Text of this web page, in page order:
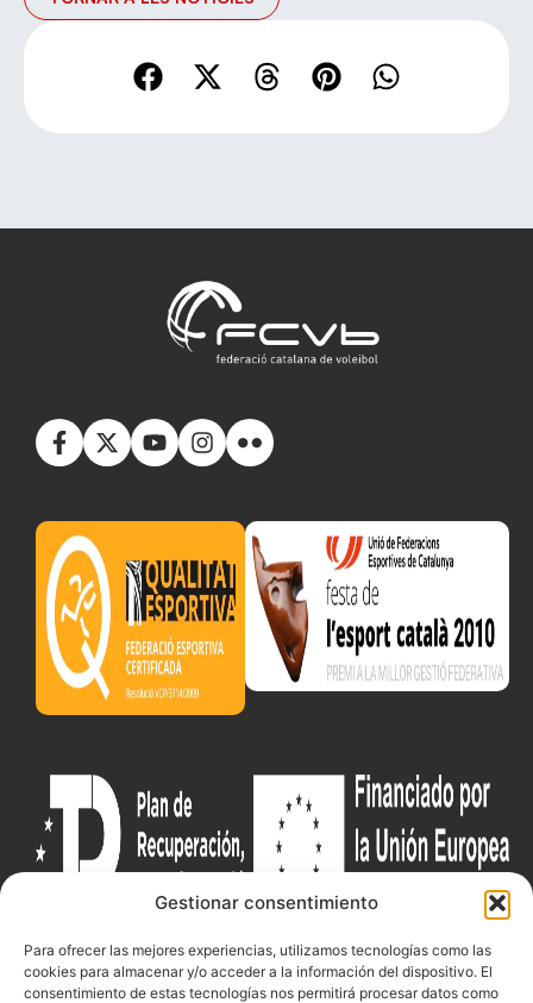
Gestionar consentimiento
Para ofrecer las mejores experiencias, utilizamos tecnologías como las
cookies para almacenar y/o acceder a la información del dispositivo. El
consentimiento de estas tecnologías nos permitirá procesar datos como
CompeticionsDocumentacioContacte